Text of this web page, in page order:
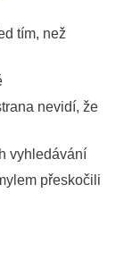
tím, než
nevidí, že
vyhledávání
přeskočili